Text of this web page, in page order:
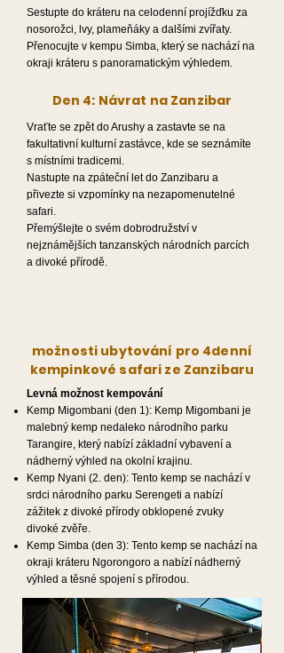
Sestupte do kráteru na celodenní projížďku za
nosorožci, lvy, plameňáky a dalšími zvířaty.
Přenocujte v kempu Simba, který se nachází na
okraji kráteru s panoramatickým výhledem.
Den 4: Návrat na Zanzibar
Vraťte se zpět do Arushy a zastavte se na
fakultativní kulturní zastávce, kde se seznámíte
s místními tradicemi.
Nastupte na zpáteční let do Zanzibaru a
přivezte si vzpomínky na nezapomenutelné
safari.
Přemýšlejte o svém dobrodružství v
nejznámějších tanzanských národních parcích
a divoké přírodě.
možnosti ubytování pro 4denní
kempinkové safari ze Zanzibaru
Levná možnost kempování
Kemp Migombani (den 1): Kemp Migombani je
malebný kemp nedaleko národního parku
Tarangire, který nabízí základní vybavení a
nádherný výhled na okolní krajinu.
Kemp Nyani (2. den): Tento kemp se nachází v
srdci národního parku Serengeti a nabízí
zážitek z divoké přírody obklopené zvuky
divoké zvěře.
Kemp Simba (den 3): Tento kemp se nachází na
okraji kráteru Ngorongoro a nabízí nádherný
výhled a těsné spojení s přírodou.